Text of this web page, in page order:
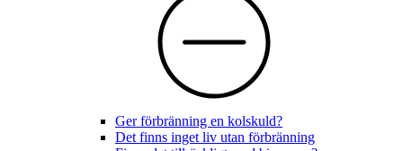
Ger förbränning en kolskuld?
Det finns inget liv utan förbränning